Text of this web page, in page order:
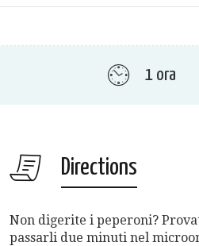
1 ora
Directions
Non digerite i peperoni?
passarli due minuti nel